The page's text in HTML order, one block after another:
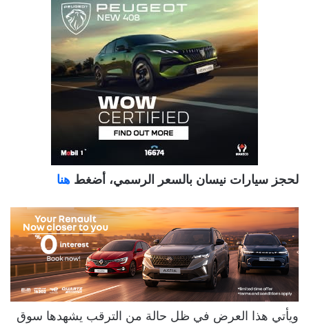
لحجز سيارات نيسان بالسعر الرسمي، أضغط هنا
ويأتي هذا العرض في ظل حالة من الترقب يشهدها سوق